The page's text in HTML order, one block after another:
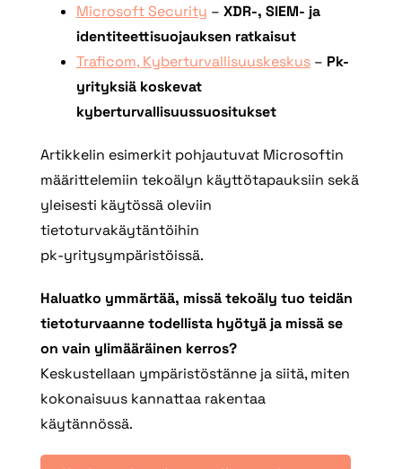
Microsoft Security – XDR-, SIEM- ja
identiteettisuojauksen ratkaisut
Traficom, Kyberturvallisuuskeskus– Pk-
yrityksiä koskevat
kyberturvallisuussuositukset
Artikkelin esimerkit pohjautuvat Microsoftin
määrittelemiin tekoälyn käyttötapauksiin sekä
yleisesti käytössä oleviin
tietoturvakäytäntöihin
pk‑yritysympäristöissä.
Haluatko ymmärtää, missä tekoäly tuo teidän
tietoturvaanne todellista hyötyä ja missä se
on vain ylimääräinen kerros?
Keskustellaan ympäristöstänne ja siitä, miten
kokonaisuus kannattaa rakentaa
käytännössä.